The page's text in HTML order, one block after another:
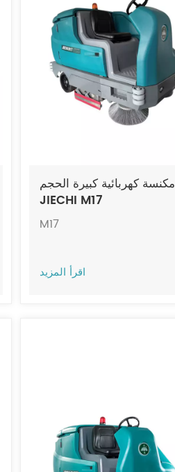
مكنسة كهربائية كبيرة الحجم
JIECHI M17
M17
اقرأ المزيد